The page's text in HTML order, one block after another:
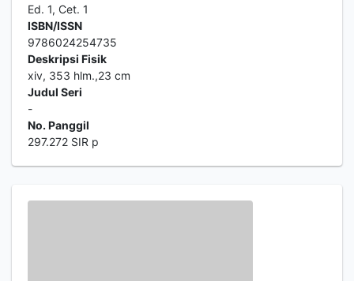
Ed. 1, Cet. 1
ISBN/ISSN
9786024254735
Deskripsi Fisik
xiv, 353 hlm.,23 cm
Judul Seri
-
No. Panggil
297.272 SIR p